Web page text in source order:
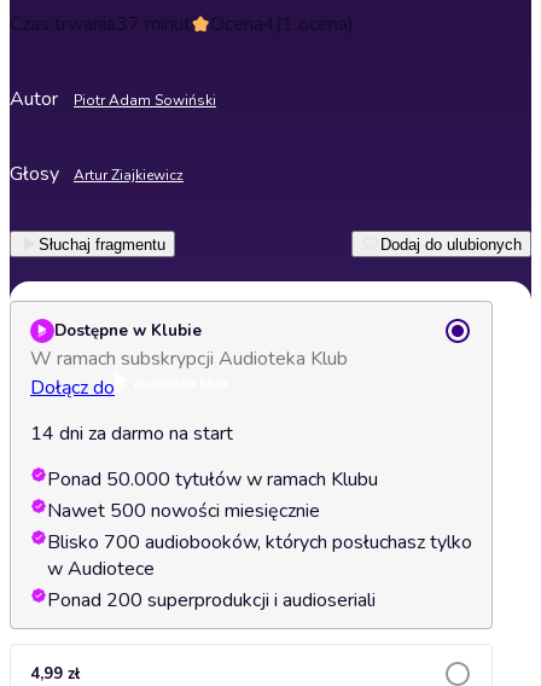
Czas trwania37 minut Ocena4(1 ocena)
Autor Piotr Adam Sowiński
Głosy Artur Ziajkiewicz
Słuchaj fragmentu Dodaj do ulubionych
Dostępne w Klubie
W ramach subskrypcji Audioteka Klub
Dołącz do
14 dni za darmo na start
Ponad 50.000 tytułów w ramach Klubu
Nawet 500 nowości miesięcznie
Blisko 700 audiobooków, których posłuchasz tylko
w Audiotece
Ponad 200 superprodukcji i audioseriali
4,99 zł